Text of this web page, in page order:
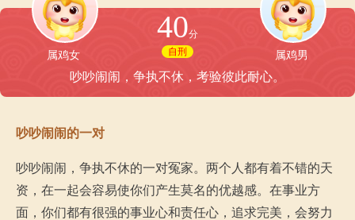
属鸡女
40分
自刑
属鸡男
吵吵闹闹，争执不休，考验彼此耐心。
吵吵闹闹的一对
吵吵闹闹，争执不休的一对冤家。两个人都有着不错的天
资，在一起会容易使你们产生莫名的优越感。在事业方
面，你们都有很强的事业心和责任心，追求完美，会努力